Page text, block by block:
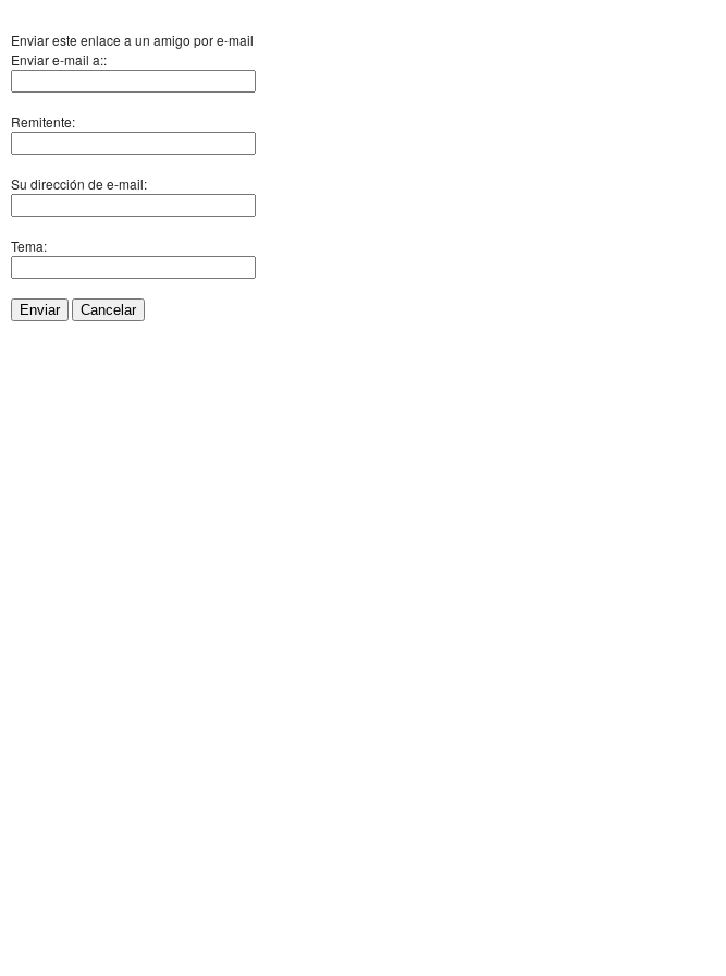
Enviar este enlace a un amigo por e-mail
Enviar e-mail a::
Remitente:
Su dirección de e-mail:
Tema:
Enviar Cancelar